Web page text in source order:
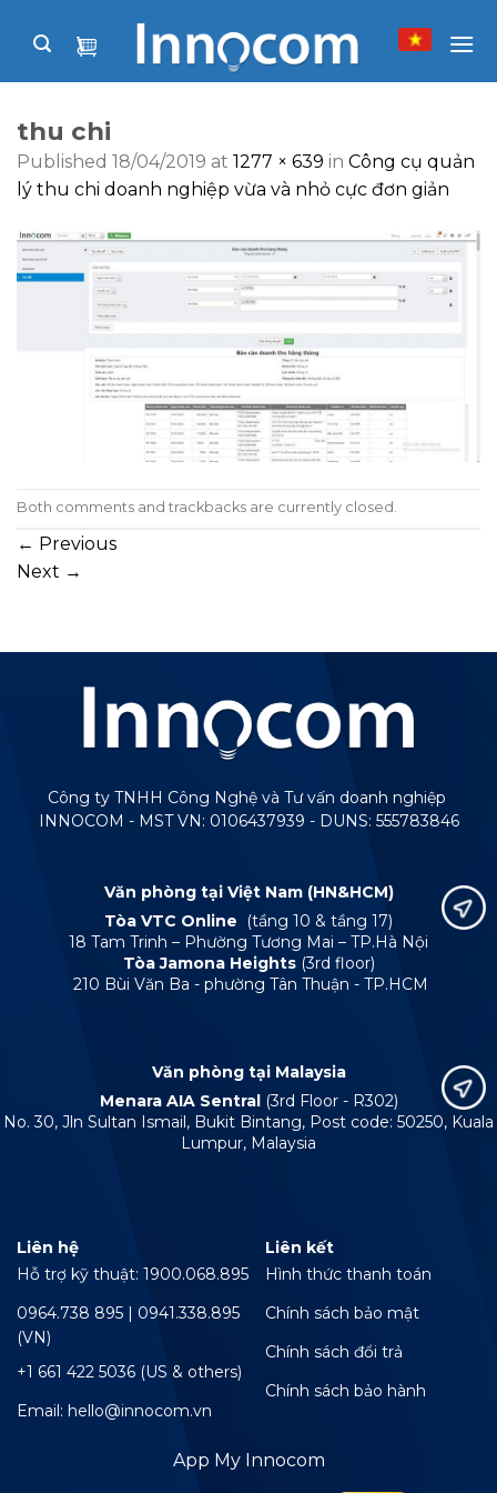
thu chi
Published 18/04/2019 at 1277 × 639 in Công cụ quản
lý thu chi doanh nghiệp vừa và nhỏ cực đơn giản
Both comments and trackbacks are currently closed.
← Previous
Next →
Công ty TNHH Công Nghệ và Tư vấn doanh nghiệp
INNOCOM - MST VN: 0106437939 - DUNS: 555783846
Văn phòng tại Việt Nam (HN&HCM)
Tòa VTC Online
(tầng 10 & tầng 17)
18 Tam Trinh – Phường Tương Mai – TP.Hà Nội
Tòa Jamona Heights (3rd floor)
210 Bùi Văn Ba - phường Tân Thuận - TP.HCM
Văn phòng tại Malaysia
Menara AIA Sentral (3rd Floor - R302)
No. 30, Jln Sultan Ismail, Bukit Bintang, Post code: 50250, Kuala
Lumpur, Malaysia
Liên hệ
Hỗ trợ kỹ thuật: 1900.068.895
0964.738 895 | 0941.338.895
(VN)
+1 661 422 5036 (US & others)
Email: hello@innocom.vn
Liên kết
Hình thức thanh toán
Chính sách bảo mật
Chính sách đổi trả
Chính sách bảo hành
App My Innocom